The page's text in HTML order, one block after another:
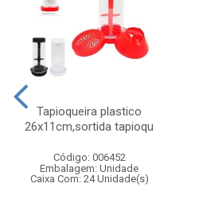
Tapioqueira plastico
26x11cm,sortida tapioqu
Código: 006452
Embalagem: Unidade
Caixa Com: 24 Unidade(s)